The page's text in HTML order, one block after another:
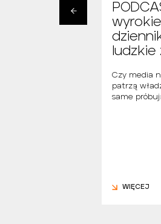
ludzkie
Czy media
patrzą
same
WIĘCEJ